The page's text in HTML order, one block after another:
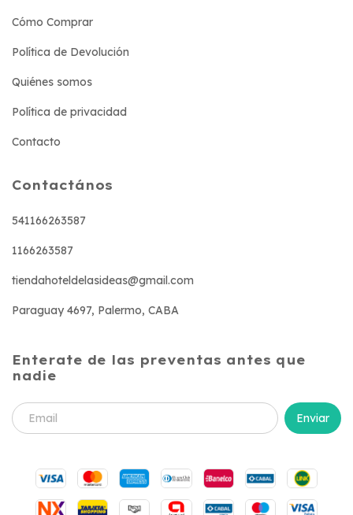
Cómo Comprar
Política de Devolución
Quiénes somos
Política de privacidad
Contacto
Contactános
541166263587
1166263587
tiendahoteldelasideas@gmail.com
Paraguay 4697, Palermo, CABA
Enterate de las preventas antes que
nadie